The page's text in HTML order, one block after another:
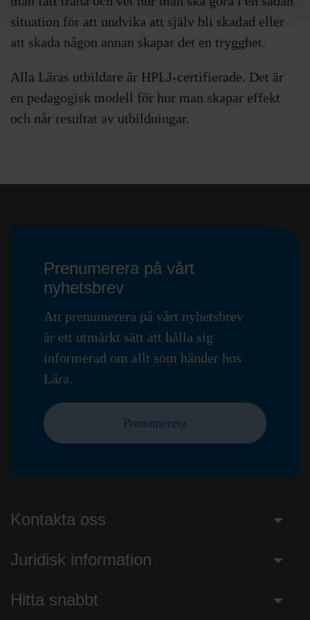
situation för att undvika att själv bli skadad eller
att skada någon annan skapar det en trygghet.
Alla Läras utbildare är HPLJ-certifierade. Det är
en pedagogisk modell för hur man skapar effekt
och når resultat av utbildningar.
Prenumerera på vårt
nyhetsbrev
Att prenumerera på vårt nyhetsbrev
är ett utmärkt sätt att hålla sig
informerad om allt som händer hos
Lära.
Prenumerera
Kontakta oss
Juridisk information
Hitta snabbt